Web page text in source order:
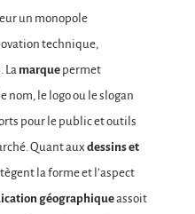
un monopole
technique,
La marque permet
nom, le logo ou le slogan
pour le public et outils
Quant auxdessins et
la forme et l’aspect
géographiqueassoit